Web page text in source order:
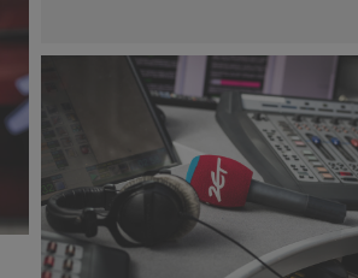
Logo_RadioZET_maz_72dpi.png